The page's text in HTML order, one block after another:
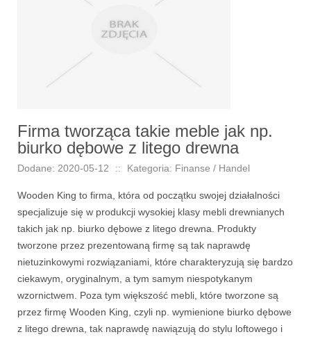
Firma tworząca takie meble jak np.
biurko dębowe z litego drewna
Dodane: 2020-05-12 :: Kategoria: Finanse / Handel
Wooden King to firma, która od początku swojej działalności
specjalizuje się w produkcji wysokiej klasy mebli drewnianych
takich jak np. biurko dębowe z litego drewna. Produkty
tworzone przez prezentowaną firmę są tak naprawdę
nietuzinkowymi rozwiązaniami, które charakteryzują się bardzo
ciekawym, oryginalnym, a tym samym niespotykanym
wzornictwem. Poza tym większość mebli, które tworzone są
przez firmę Wooden King, czyli np. wymienione biurko dębowe
z litego drewna, tak naprawdę nawiązują do stylu loftowego i